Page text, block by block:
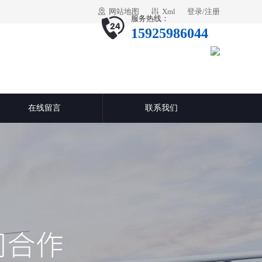
登录/注册
Xml
网站地图
服务热线：
15925986044
在线留言 联系我们